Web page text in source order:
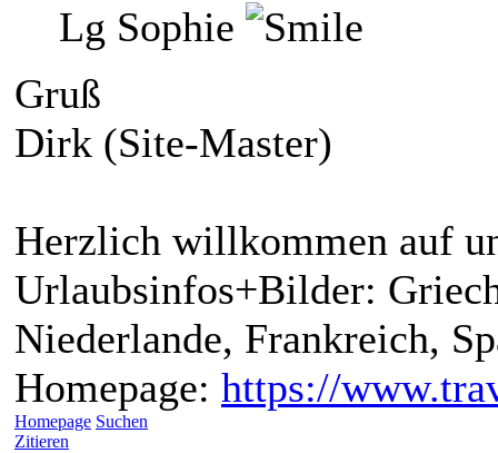
Lg Sophie
Gruß
Dirk (Site-Master)
Herzlich willkommen auf
Urlaubsinfos+Bilder:
Niederlande, Frankreich,
Homepage: https://
Homepage Suchen
Zitieren